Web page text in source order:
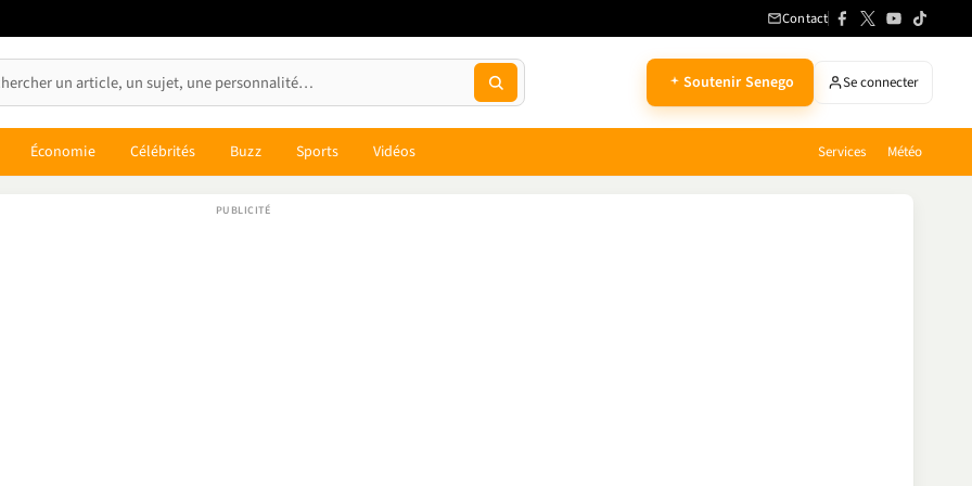
Contact
Soutenir Senego Se connecter
Économie Célébrités Buzz Sports Vidéos Services Météo